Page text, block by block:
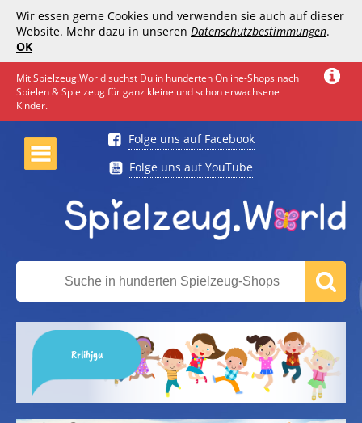
Wir essen gerne Cookies und verwenden sie auch auf dieser
Website. Mehr dazu in unseren Datenschutzbestimmungen.
OK
Mit Spielzeug.World suchst Du in hunderten Online-Shops nach
Spielen & Spielzeug für ganz kleine und schon erwachsene
Kinder.
Folge uns auf Facebook
Folge uns auf YouTube
Rrlihjgu